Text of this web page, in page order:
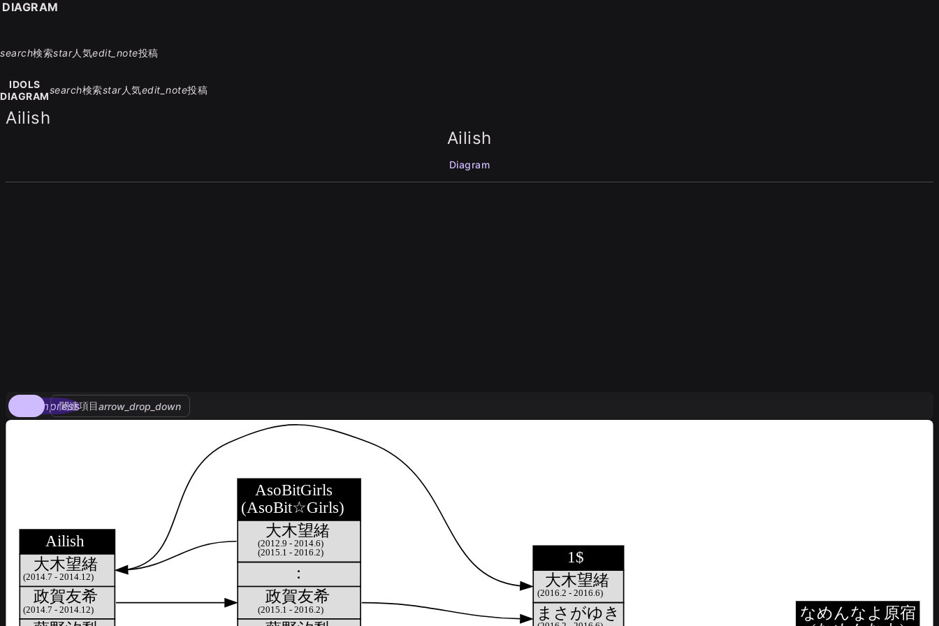
search検索star人気edit_note投稿
IDOLS
DIAGRAM
search検索star人気edit_note投稿
Ailish
Ailish
Diagram
compress
関連項目arrow_drop_down